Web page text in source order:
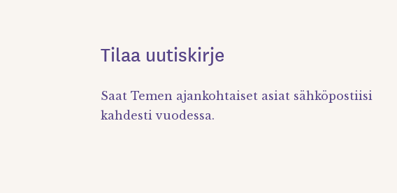
Tilaa uutiskirje
Saat Temen ajankohtaiset asiat sähköpostiisi
kahdesti vuodessa.